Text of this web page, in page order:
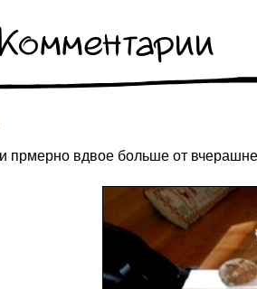
прмерно вдвое больше от